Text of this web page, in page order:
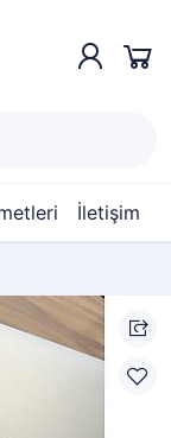
İletişim